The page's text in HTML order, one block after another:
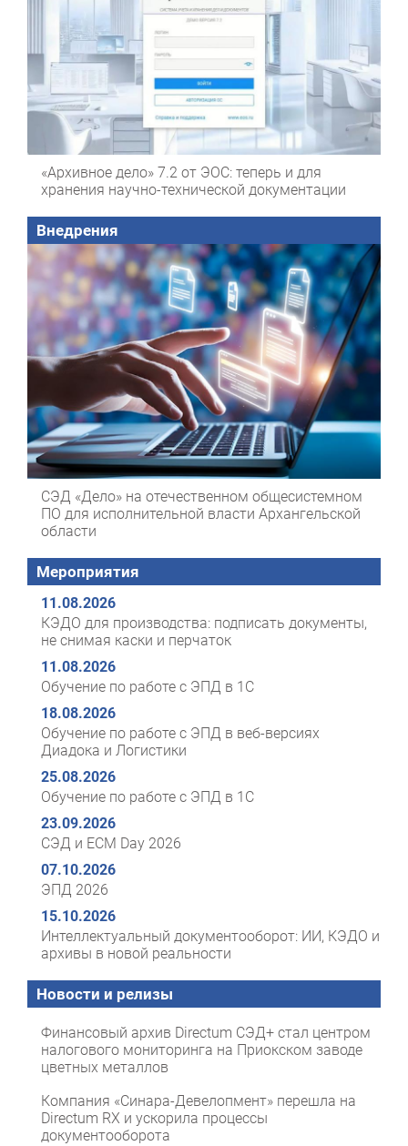
«Архивное дело» 7.2 от ЭОС: теперь и для
хранения научно-технической документации
Внедрения
СЭД «Дело» на отечественном общесистемном
ПО для исполнительной власти Архангельской
области
Мероприятия
11.08.2026
КЭДО для производства: подписать документы,
не снимая каски и перчаток
11.08.2026
Обучение по работе с ЭПД в 1С
18.08.2026
Обучение по работе с ЭПД в веб-версиях
Диадока и Логистики
25.08.2026
Обучение по работе с ЭПД в 1С
23.09.2026
СЭД и ECM Day 2026
07.10.2026
ЭПД 2026
15.10.2026
Интеллектуальный документооборот: ИИ, КЭДО и
архивы в новой реальности
Новости и релизы
Финансовый архив Directum СЭД+ стал центром
налогового мониторинга на Приокском заводе
цветных металлов
Компания «Синара-Девелопмент» перешла на
Directum RX и ускорила процессы
документооборота